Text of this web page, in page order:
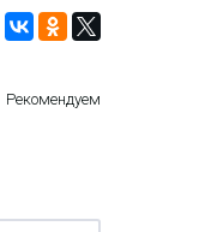
Рекомендуем